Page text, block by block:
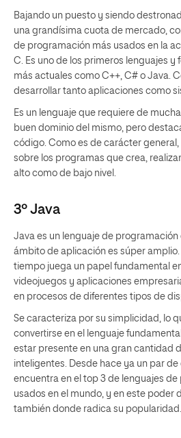
Bajando un puesto y siendo
una grandísima cuota de mercado,
de programación más usados en la
C. Es uno de los primeros lenguajes y
más actuales como C++, C# o Java.
desarrollar tanto aplicaciones como
Es un lenguaje que requiere de
buen dominio del mismo, pero
código. Como es de carácter
sobre los programas que crea,
alto como de bajo nivel.
3º Java
Java es un lenguaje de
ámbito de aplicación es súper
tiempo juega un papel fundamental
videojuegos y aplicaciones
en procesos de diferentes tipos de
Se caracteriza por su simplicidad, lo
convertirse en el lenguaje
estar presente en una gran cantidad
inteligentes. Desde hace ya un par
encuentra en el top 3 de lenguajes
usados en el mundo, y en este poder
también donde radica su popularidad.